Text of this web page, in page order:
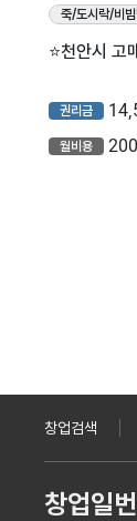
죽/도시락/비
권리금
월비용
창업검색
창업일번